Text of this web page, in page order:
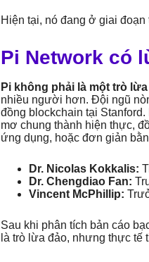
Hiện tại, nó đang ở giai
Pi Network có
Pi không phải là một trò
nhiều người hơn. Đội ngũ
đồng blockchain tại Stanford.
mơ chung thành hiện thực,
ứng dụng, hoặc đơn giản
Dr. Nicolas Kokkalis:
Dr. Chengdiao Fan:
Vincent McPhillip:
Sau khi phân tích bản cáo
là trò lừa đảo, nhưng thực tế